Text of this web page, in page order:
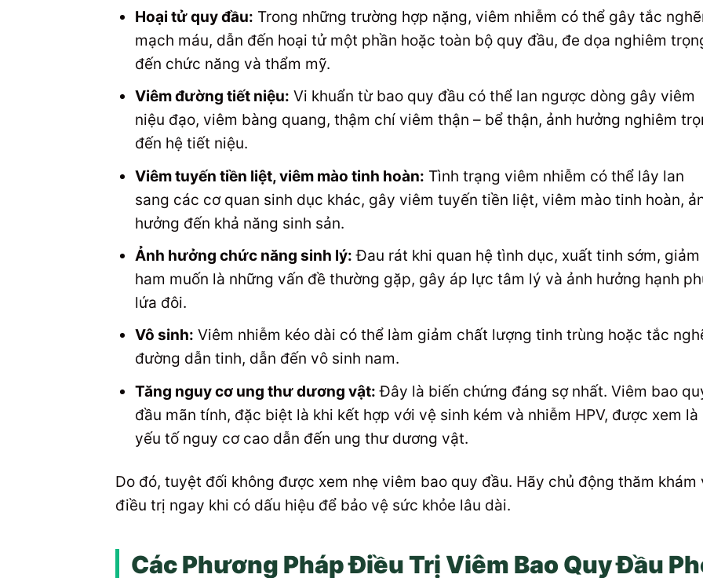
Hoại tử quy đầu: Trong những trường hợp nặng, viêm nhiễm có thể gây tắc
mạch máu, dẫn đến hoại tử một phần hoặc toàn bộ quy đầu, đe dọa nghiêm
đến chức năng và thẩm mỹ.
Viêm đường tiết niệu: Vi khuẩn từ bao quy đầu có thể lan ngược dòng gây viêm
niệu đạo, viêm bàng quang, thậm chí viêm thận – bể thận, ảnh hưởng nghiêm
đến hệ tiết niệu.
Viêm tuyến tiền liệt, viêm mào tinh hoàn: Tình trạng viêm nhiễm có thể lây lan
sang các cơ quan sinh dục khác, gây viêm tuyến tiền liệt, viêm mào tinh hoàn,
hưởng đến khả năng sinh sản.
Ảnh hưởng chức năng sinh lý: Đau rát khi quan hệ tình dục, xuất tinh sớm, giảm
ham muốn là những vấn đề thường gặp, gây áp lực tâm lý và ảnh hưởng hạnh
lứa đôi.
Vô sinh: Viêm nhiễm kéo dài có thể làm giảm chất lượng tinh trùng hoặc tắc
đường dẫn tinh, dẫn đến vô sinh nam.
Tăng nguy cơ ung thư dương vật: Đây là biến chứng đáng sợ nhất. Viêm bao
đầu mãn tính, đặc biệt là khi kết hợp với vệ sinh kém và nhiễm HPV, được xem là
yếu tố nguy cơ cao dẫn đến ung thư dương vật.
Do đó, tuyệt đối không được xem nhẹ viêm bao quy đầu. Hãy chủ động thăm khám
điều trị ngay khi có dấu hiệu để bảo vệ sức khỏe lâu dài.
Các Phương Pháp Điều Trị Viêm Bao Quy Đầu